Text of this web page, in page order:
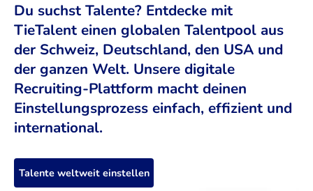
Du suchst Talente? Entdecke mit
TieTalent einen globalen Talentpool aus
der Schweiz, Deutschland, den USA und
der ganzen Welt. Unsere digitale
Recruiting-Plattform macht deinen
Einstellungsprozess einfach, effizient und
international.
Talente weltweit einstellen